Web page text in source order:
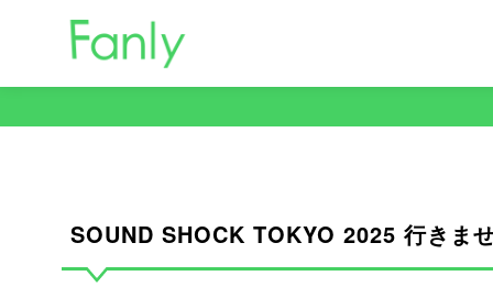
ツ
SOUND SHOCK TOKYO 2025 行きま